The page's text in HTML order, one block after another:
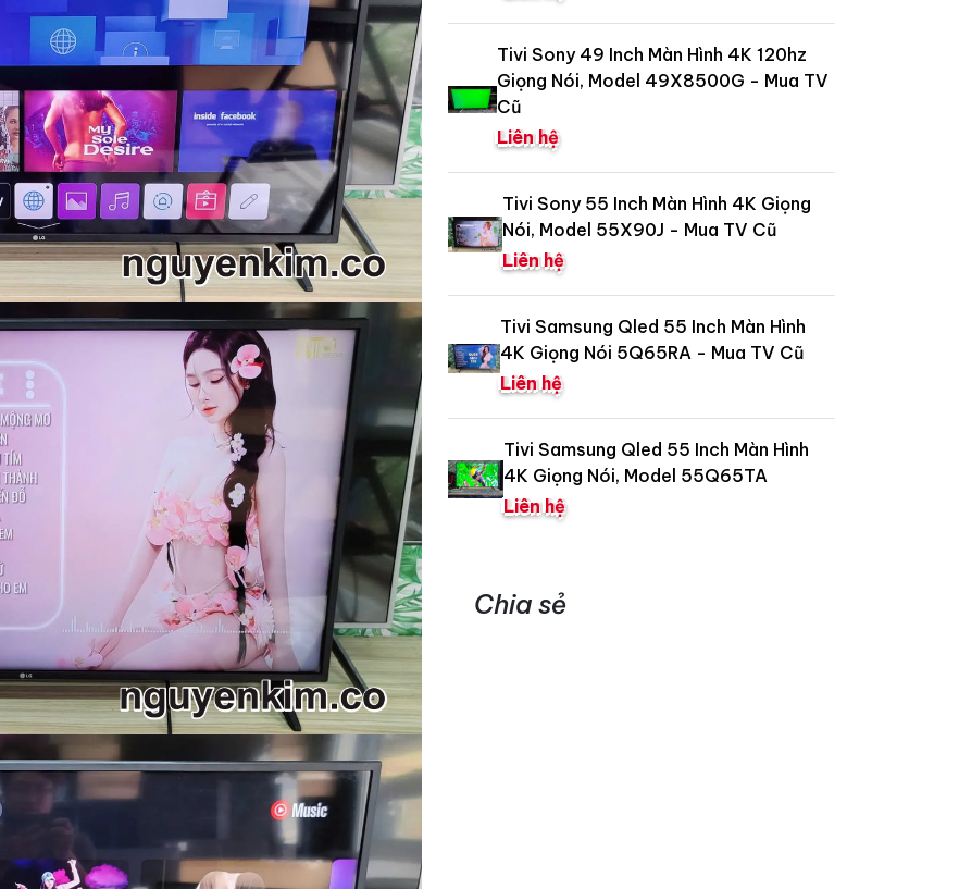
Tivi Sony 49 Inch Màn Hình 4K 120hz
Giọng Nói, Model 49X8500G - Mua TV
Cũ
Liên hệ
Tivi Sony 55 Inch Màn Hình 4K Giọng
Nói, Model 55X90J - Mua TV Cũ
Liên hệ
Tivi Samsung Qled 55 Inch Màn Hình
4K Giọng Nói 5Q65RA - Mua TV Cũ
Liên hệ
Tivi Samsung Qled 55 Inch Màn Hình
4K Giọng Nói, Model 55Q65TA
Liên hệ
Chia sẻ